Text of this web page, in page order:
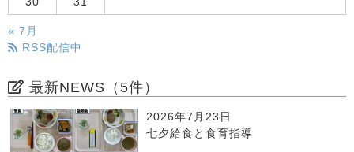
« 7月
RSS配信中
最新NEWS（5件）
2026年7月23日
七夕給食と食育指導